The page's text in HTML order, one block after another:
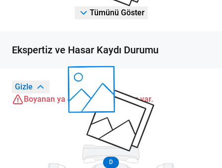
Tümünü Göster
Ekspertiz ve Hasar Kaydı Durumu
Gizle
Boyanan ya da değişen parçalar var.
D